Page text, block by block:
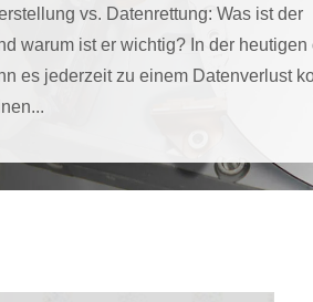
vs. Datenrettung: Was ist der
warum ist er wichtig? In der
es jederzeit zu einem Datenverlust